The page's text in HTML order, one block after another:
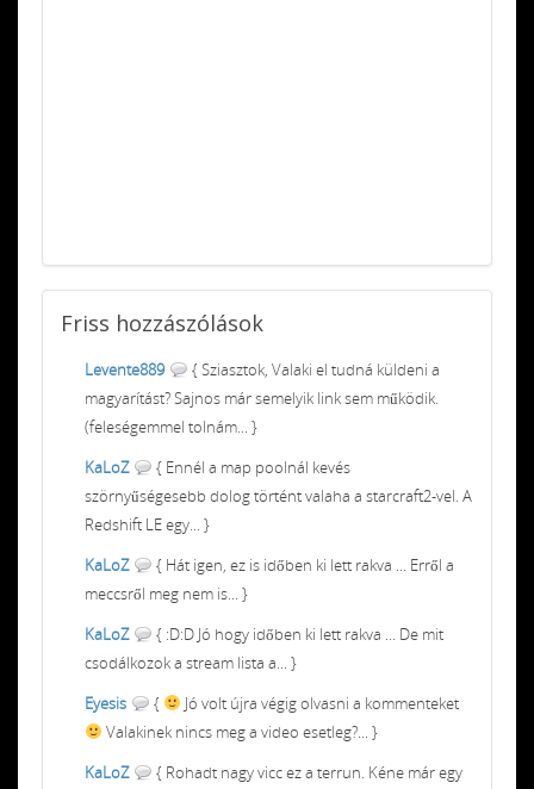
Friss hozzászólások
Levente889
{ Sziasztok, Valaki el tudná küldeni a
magyarítást? Sajnos már semelyik link sem működik.
(feleségemmel tolnám... }
KaLoZ
{ Ennél a map poolnál kevés
szörnyűségesebb dolog történt valaha a starcraft2-vel. A
Redshift LE egy... }
KaLoZ
{ Hát igen, ez is időben ki lett rakva ... Erről a
meccsről meg nem is... }
KaLoZ
{ :D:D Jó hogy időben ki lett rakva ... De mit
csodálkozok a stream lista a... }
Eyesis
{
Jó volt újra végig olvasni a kommenteket
Valakinek nincs meg a video esetleg?... }
KaLoZ
{ Rohadt nagy vicc ez a terrun. Kéne már egy